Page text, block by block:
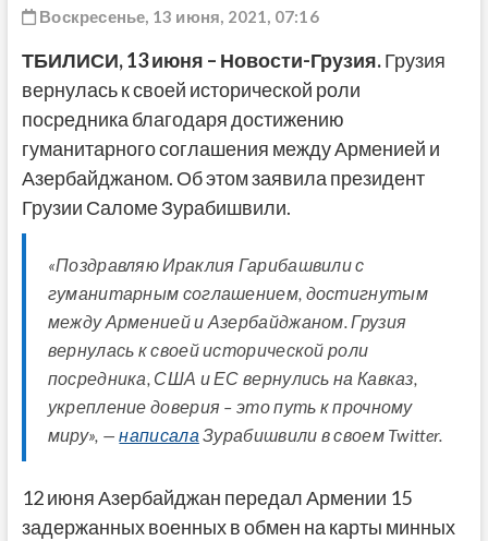
Воскресенье, 13 июня, 2021, 07:16
ТБИЛИСИ, 13 июня – Новости-Грузия.Грузия
вернулась к своей исторической роли
посредника благодаря достижению
гуманитарного соглашения между Арменией и
Азербайджаном. Об этом заявила президент
Грузии Саломе Зурабишвили.
«Поздравляю Ираклия Гарибашвили с
гуманитарным соглашением, достигнутым
между Арменией и Азербайджаном. Грузия
вернулась к своей исторической роли
посредника, США и ЕС вернулись на Кавказ,
укрепление доверия – это путь к прочному
миру», —написала Зурабишвили в своем Twitter.
12 июня Азербайджан передал Армении 15
задержанных военных в обмен на карты минных